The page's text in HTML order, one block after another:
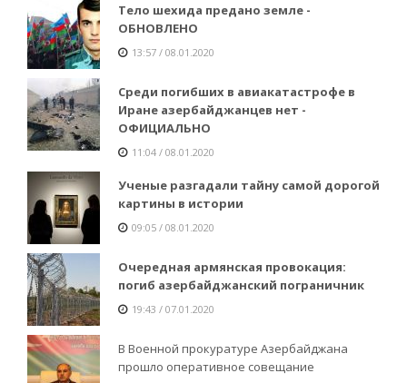
Тело шехида предано земле -
ОБНОВЛЕНО
13:57 / 08.01.2020
Среди погибших в авиакатастрофе в
Иране азербайджанцев нет -
ОФИЦИАЛЬНО
11:04 / 08.01.2020
Ученые разгадали тайну самой дорогой
картины в истории
09:05 / 08.01.2020
Очередная армянская провокация:
погиб азербайджанский пограничник
19:43 / 07.01.2020
В Военной прокуратуре Азербайджана
прошло оперативное совещание